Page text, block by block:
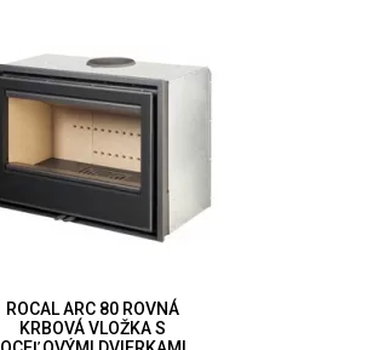
ROCAL ARC 80 ROVNÁ
KRBOVÁ VLOŽKA S